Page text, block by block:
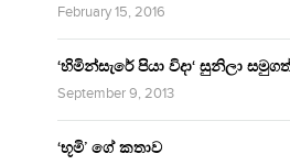
February 15, 2016
‘හිමින්සැරේ පියා විදා‘ සුනිලා
September 9, 2013
‘භූමි’ ගේ කතාව